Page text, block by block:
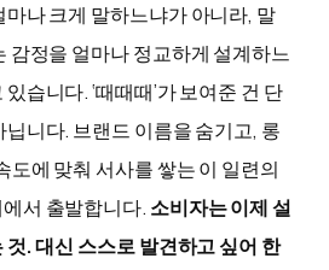
나 크게 말하느냐가 아니라, 말
감정을 얼마나 정교하게 설계하느
습니다. ‘때때때’가 보여준 건 단
니다. 브랜드 이름을 숨기고, 롱
도에 맞춰 서사를 쌓는 이 일련의
서 출발합니다. 소비자는 이제 설
. 대신 스스로 발견하고 싶어 한